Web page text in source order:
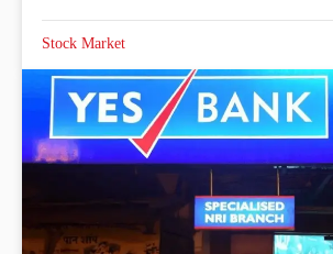
Stock Market